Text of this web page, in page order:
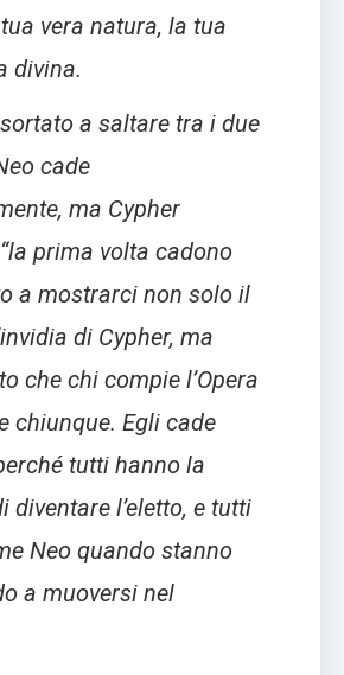
vera natura, la tua
divina.
a saltare tra i due
cade
ma Cypher
prima volta cadono
a mostrarci non solo il
di Cypher, ma
che chi compie l’Opera
chiunque. Egli cade
tutti hanno la
diventare l’eletto, e tutti
Neo quando stanno
a muoversi nel